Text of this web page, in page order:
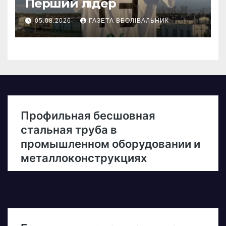
Перший лідер
05.08.2026 ГАЗЕТА ВБОЛІВАЛЬНИК